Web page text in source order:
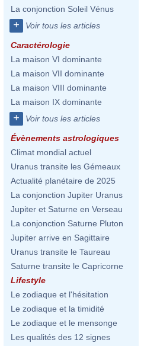
La conjonction Soleil Vénus
+ Voir tous les articles
Caractérologie
La maison VI dominante
La maison VII dominante
La maison VIII dominante
La maison IX dominante
+ Voir tous les articles
Évènements astrologiques
Climat mondial actuel
Uranus transite les Gémeaux
Actualité planétaire de 2025
La conjonction Jupiter Uranus
Jupiter et Saturne en Verseau
La conjonction Saturne Pluton
Jupiter arrive en Sagittaire
Uranus transite le Taureau
Saturne transite le Capricorne
Lifestyle
Le zodiaque et l'hésitation
Le zodiaque et la timidité
Le zodiaque et le mensonge
Les qualités des 12 signes